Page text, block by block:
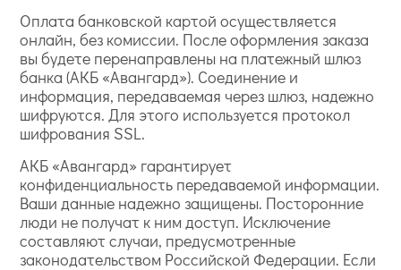
Оплата банковской картой осуществляется
онлайн, без комиссии. После оформления заказа
вы будете перенаправлены на платежный шлюз
банка (АКБ «Авангард»). Соединение и
информация, передаваемая через шлюз, надежно
шифруются. Для этого используется протокол
шифрования SSL.
АКБ «Авангард» гарантирует
конфиденциальность передаваемой информации.
Ваши данные надежно защищены. Посторонние
люди не получат к ним доступ. Исключение
составляют случаи, предусмотренные
законодательством Российской Федерации. Если